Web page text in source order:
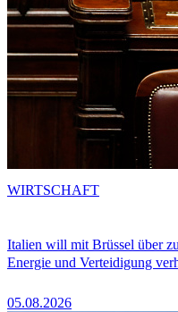
Italien will mit Brüssel über
Energie und Verteidigung
05.08.2026
WIRTSCHAFT